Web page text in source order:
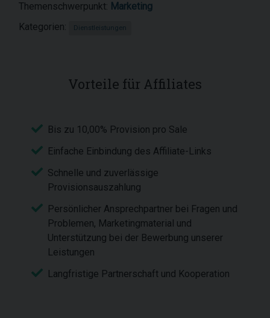
Themenschwerpunkt: Marketing
Kategorien:
Dienstleistungen
Vorteile für Affiliates
Bis zu 10,00% Provision pro Sale
Einfache Einbindung des Affiliate-Links
Schnelle und zuverlässige
Provisionsauszahlung
Persönlicher Ansprechpartner bei Fragen und
Problemen, Marketingmaterial und
Unterstützung bei der Bewerbung unserer
Leistungen
Langfristige Partnerschaft und Kooperation